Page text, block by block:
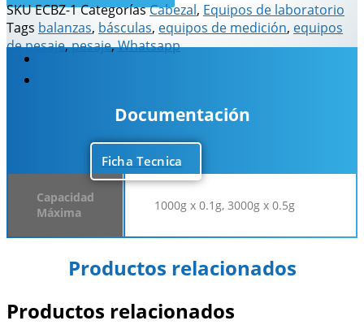
SKUECBZ-1CategoríasCabezal, Equipos de laboratorio
Tags balanzas, básculas, equipos de medición, equipos
de pesaje,pesaje,Whatsapp
Descripción
Documentación
Ficha Tecnica
Capacidad
Máxima
1000g x 0.1g, 3000g x 0.5g
Productos relacionados
Productos relacionados